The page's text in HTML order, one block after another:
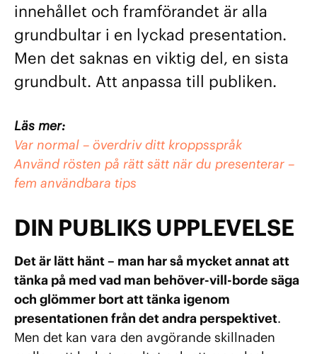
innehållet och framförandet är alla
grundbultar i en lyckad presentation.
Men det saknas en viktig del, en sista
grundbult. Att anpassa till publiken.
Läs mer:
Var normal – överdriv ditt kroppsspråk
Använd rösten på rätt sätt när du presenterar –
fem användbara tips
DIN PUBLIKS UPPLEVELSE
Det är lätt hänt – man har så mycket annat att
tänka på med vad man behöver-vill-borde säga
och glömmer bort att tänka igenom
presentationen från det andra perspektivet.
Men det kan vara den avgörande skillnaden